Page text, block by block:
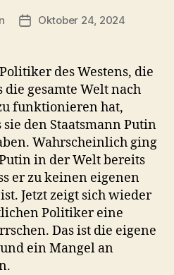
Veröffentlichungsdatum
Oktober 24, 2024
des Westens, die
die gesamte Welt nach
funktionieren hat,
den Staatsmann Putin
Wahrscheinlich ging
in der Welt bereits
er zu keinen eigenen
Jetzt zeigt sich wieder
Politiker eine
Das ist die eigene
ein Mangel an